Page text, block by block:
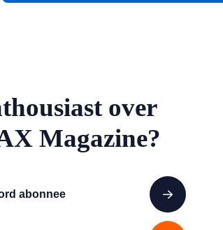
over
Magazine?
abonnee